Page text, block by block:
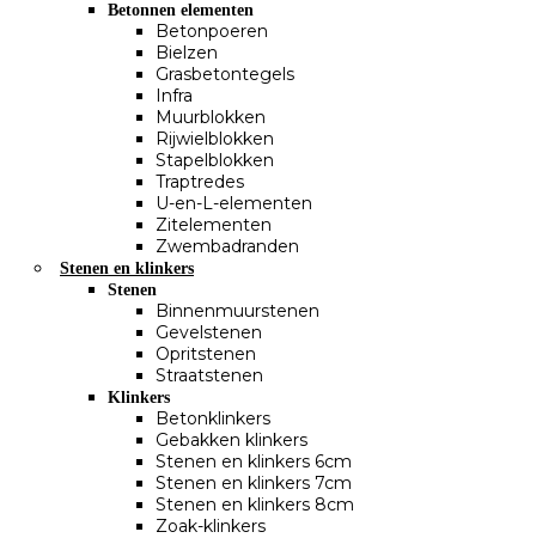
Betonnen elementen
Betonpoeren
Bielzen
Grasbetontegels
Infra
Muurblokken
Rijwielblokken
Stapelblokken
Traptredes
U-en-L-elementen
Zitelementen
Zwembadranden
Stenen en klinkers
Stenen
Binnenmuurstenen
Gevelstenen
Opritstenen
Straatstenen
Klinkers
Betonklinkers
Gebakken klinkers
Stenen en klinkers 6cm
Stenen en klinkers 7cm
Stenen en klinkers 8cm
Zoak-klinkers